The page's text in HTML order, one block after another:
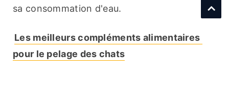
sa consommation d'eau.
Les meilleurs compléments alimentaires
pour le pelage des chats